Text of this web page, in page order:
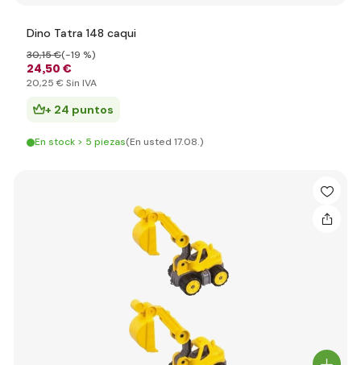
Dino Tatra 148 caqui
24,50 €
30,15 €(-19 %)
20,25 € Sin IVA
+ 24 puntos
En stock > 5 piezas(En usted 17.08.)